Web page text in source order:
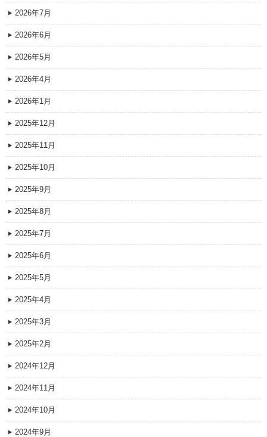
2026年7月
2026年6月
2026年5月
2026年4月
2026年1月
2025年12月
2025年11月
2025年10月
2025年9月
2025年8月
2025年7月
2025年6月
2025年5月
2025年4月
2025年3月
2025年2月
2024年12月
2024年11月
2024年10月
2024年9月